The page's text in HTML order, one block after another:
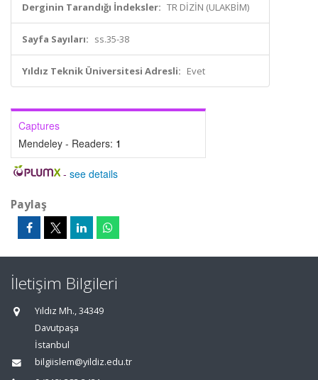
Derginin Tarandığı İndeksler: TR DİZİN (ULAKBİM)
Sayfa Sayıları: ss.35-38
Yıldız Teknik Üniversitesi Adresli: Evet
Captures
Mendeley - Readers: 1
- see details
Paylaş
İletişim Bilgileri
Yıldız Mh., 34349
Davutpaşa
İstanbul
bilgiislem@yildiz.edu.tr